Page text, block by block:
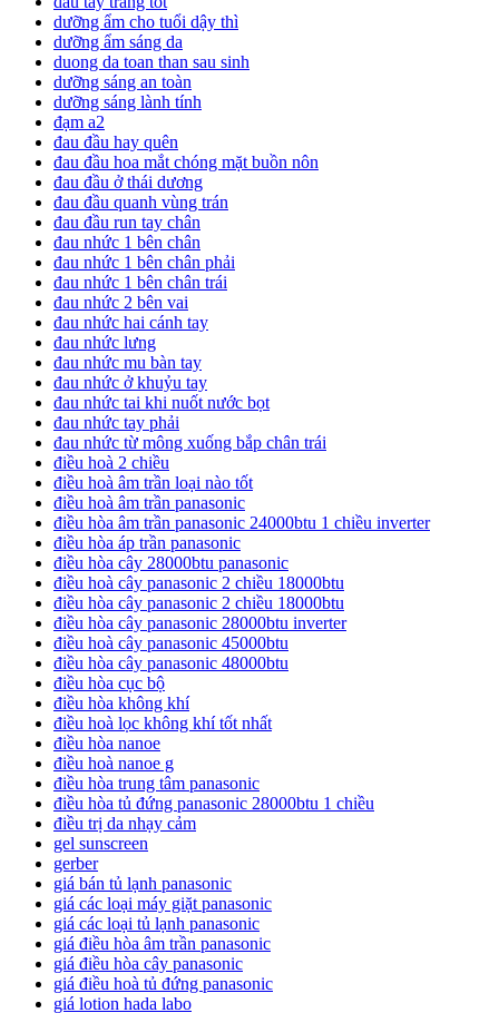
dưỡng ẩm cho tuổi dậy thì
dưỡng ẩm sáng da
duong da toan than sau sinh
dưỡng sáng an toàn
dưỡng sáng lành tính
đạm a2
đau đầu hay quên
đau đầu hoa mắt chóng mặt buồn nôn
đau đầu ở thái dương
đau đầu quanh vùng trán
đau đầu run tay chân
đau nhức 1 bên chân
đau nhức 1 bên chân phải
đau nhức 1 bên chân trái
đau nhức 2 bên vai
đau nhức hai cánh tay
đau nhức lưng
đau nhức mu bàn tay
đau nhức ở khuỷu tay
đau nhức tai khi nuốt nước bọt
đau nhức tay phải
đau nhức từ mông xuống bắp chân trái
điều hoà 2 chiều
điều hoà âm trần loại nào tốt
điều hoà âm trần panasonic
điều hòa âm trần panasonic 24000btu 1 chiều inverter
điều hòa áp trần panasonic
điều hòa cây 28000btu panasonic
điều hoà cây panasonic 2 chiều 18000btu
điều hòa cây panasonic 2 chiều 18000btu
điều hòa cây panasonic 28000btu inverter
điều hoà cây panasonic 45000btu
điều hòa cây panasonic 48000btu
điều hòa cục bộ
điều hòa không khí
điều hoà lọc không khí tốt nhất
điều hòa nanoe
điều hoà nanoe g
điều hòa trung tâm panasonic
điều hòa tủ đứng panasonic 28000btu 1 chiều
điều trị da nhạy cảm
gel sunscreen
gerber
giá bán tủ lạnh panasonic
giá các loại máy giặt panasonic
giá các loại tủ lạnh panasonic
giá điều hòa âm trần panasonic
giá điều hòa cây panasonic
giá điều hoà tủ đứng panasonic
giá lotion hada labo